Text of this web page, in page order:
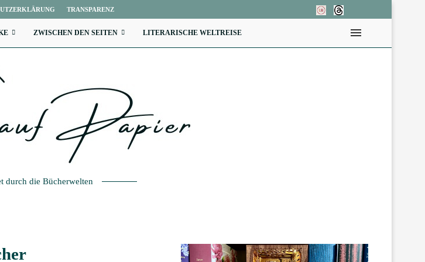
TRANSPARENZ
ZWISCHEN DEN SEITEN LITERARISCHE WELTREISE
durch die Bücherwelten